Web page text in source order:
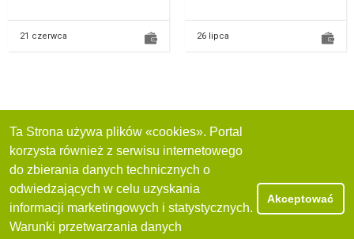
21 czerwca 26 lipca
Ta Strona używa plików «cookies». Portal
korzysta również z serwisu internetowego
do zbierania danych technicznych o
odwiedzających w celu uzyskania
informacji marketingowych i statystycznych.
Warunki przetwarzania danych
Akceptować